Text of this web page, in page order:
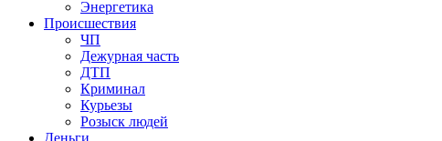
Энергетика
Происшествия
ЧП
Дежурная часть
ДТП
Криминал
Курьезы
Розыск людей
Деньги